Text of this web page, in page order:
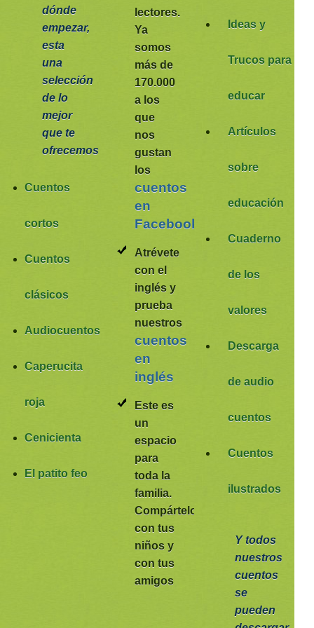
dónde
empezar,
esta
una
selección
de lo
mejor
que te
ofrecemos
Cuentos
cortos
Cuentos
clásicos
Audiocuentos
Caperucita
roja
Cenicienta
El patito feo
lectores.
Ya
somos
más de
170.000
a los
que
nos
gustan
los
cuentos
en
Facebook
Atrévete
con el
inglés y
prueba
nuestros
cuentos
en
inglés
Este es
un
espacio
para
toda la
familia.
Compártelo
con tus
niños y
con tus
amigos
Ideas y
Trucos para
educar
Artículos
sobre
educación
Cuaderno
de los
valores
Descarga
de audio
cuentos
Cuentos
ilustrados
Y todos
nuestros
cuentos
se
pueden